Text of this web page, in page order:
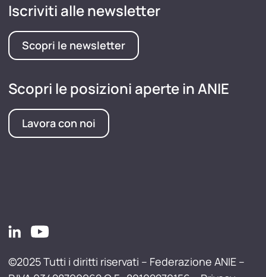
Iscriviti alle newsletter
Scopri le newsletter
Scopri le posizioni aperte in ANIE
Lavora con noi
©2025 Tutti i diritti riservati – Federazione ANIE –